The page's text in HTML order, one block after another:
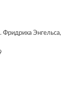
Энгельса,